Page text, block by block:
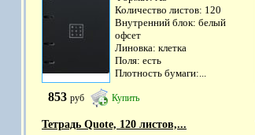
Количество листов: 120
Внутренний блок: белый
офсет
Линовка: клетка
Поля: есть
Плотность бумаги:...
853 руб Купить
Тетрадь Quote, 120 листов,...